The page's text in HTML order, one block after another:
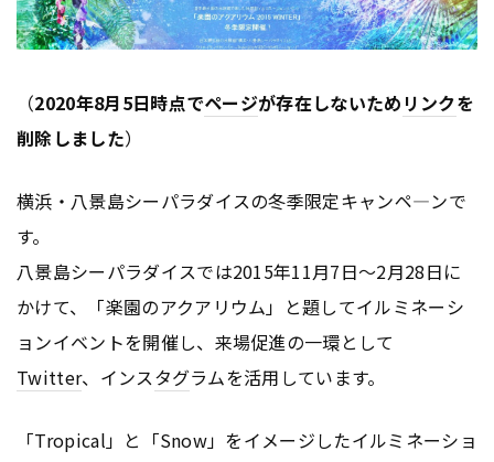
（2020年8月5日時点でページが存在しないため リンクを
削除しました）
横浜・八景島シーパラダイスの冬季限定キャンペ―ンで
す。
八景島シーパラダイスでは2015年11月7日～2月28日に
かけて、「楽園のアクアリウム」と題してイルミネーシ
ョンイベントを開催し、来場促進の一環として
Twitter、インスタグラムを活用しています。
「Tropical」と「Snow」をイメージしたイルミネーショ